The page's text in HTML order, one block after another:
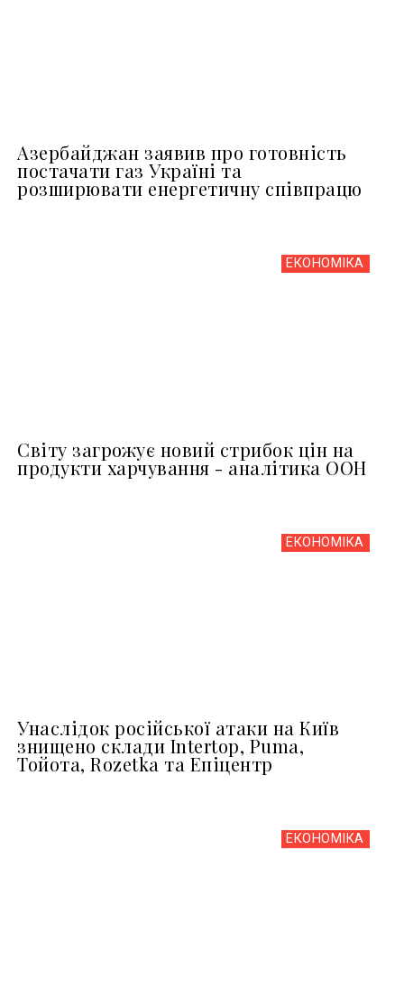
Азербайджан заявив про готовність
постачати газ Україні та
розширювати енергетичну співпрацю
ЕКОНОМІКА
Світу загрожує новий стрибок цін на
продукти харчування - аналітика ООН
ЕКОНОМІКА
Унаслідок російської атаки на Київ
знищено склади Intertop, Puma,
Тойота, Rozetka та Епіцентр
ЕКОНОМІКА